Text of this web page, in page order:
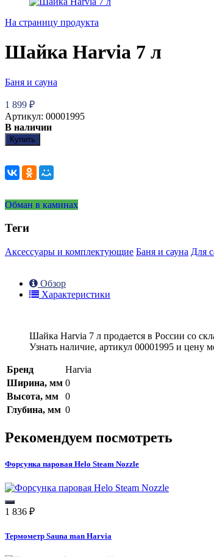
На страницу продукта
Шайка Harvia 7 л
Баня и сауна
1 899 ₽
Артикул: 00001995
В наличии
Купить
Обман в каминах
Теги
Аксессуары и комплектующие Баня и сауна Для
Обзор
Характеристики
Шайка Harvia 7 л продается в России со
Узнать наличие, артикул 00001995 и
Бренд
Harvia
Ширина, мм 0
Высота, мм
0
Глубина, мм 0
Рекомендуем посмотреть
Форсунка паровая Helo Steam Nozzle
1 836 ₽
Термометр Sauna man Harvia